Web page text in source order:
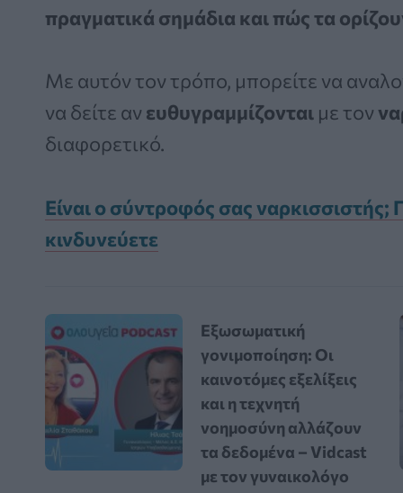
πραγματικά σημάδια και πώς τα
Με αυτόν τον τρόπο, μπορείτε να
να δείτε αν ευθυγραμμίζονται με τον
διαφορετικό.
Είναι ο σύντροφός σας ναρκισσιστής;
κινδυνεύετε
Εξωσωματική
γονιμοποίηση: Οι
καινοτόμες εξελίξεις
και η τεχνητή
νοημοσύνη αλλάζουν
τα δεδομένα – Vidcast
με τον γυναικολόγο